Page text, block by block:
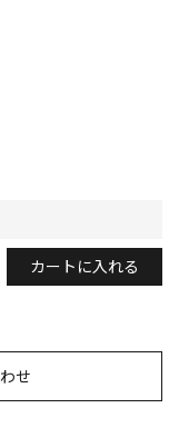
カートに入れる
せ